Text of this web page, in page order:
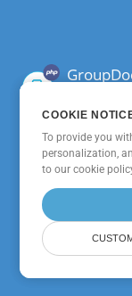
Cloud SDK
COOKIE
To provide you
personalization,
toour cookie
COOKIE
To provide you
personalization,
to our cookie